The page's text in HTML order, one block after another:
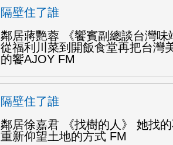
隔壁住了誰
鄰居蔣艷蓉 《饗賓副總談台灣味
從福利川菜到開飯食堂再把台灣
的饗AJOY FM
隔壁住了誰
鄰居徐嘉君 《找樹的人》 她找
重新仰望土地的方式 FM